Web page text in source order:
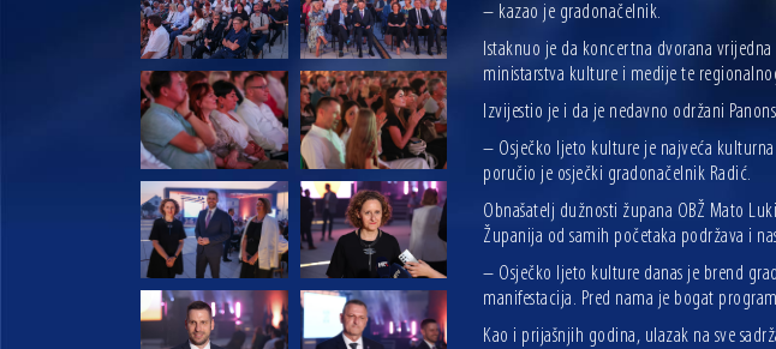
– kazao je gradonačelnik.
Istaknuo je da koncertna dvorana
ministarstva kulture i medije te
Izvijestio je i da je nedavno održani
– Osječko ljeto kulture je najveća
poručio je osječki gradonačelnik Radić.
Obnašatelj dužnosti župana OBŽ Mato
Županija od samih početaka podržava i
– Osječko ljeto kulture danas je brend
manifestacija. Pred nama je bogat
Kao i prijašnjih godina, ulazak na sve